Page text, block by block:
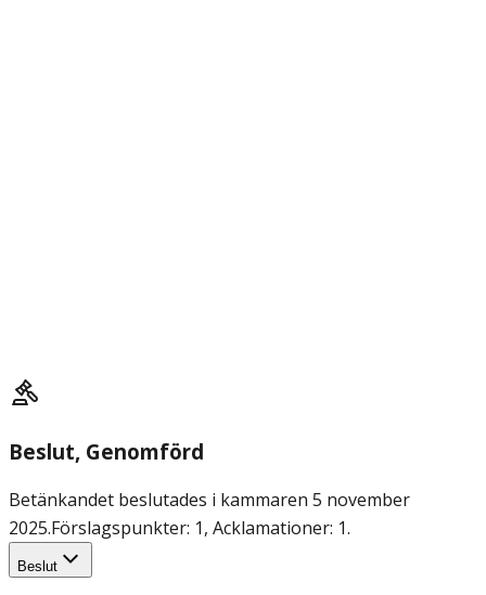
Beslut, Genomförd
Betänkandet beslutades i kammaren 5 november
2025.Förslagspunkter: 1, Acklamationer: 1.
Beslut